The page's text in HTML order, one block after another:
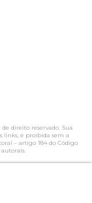
de direito reservado. Sua
links, é proibida sem a
– artigo 184 do Código
autorais.